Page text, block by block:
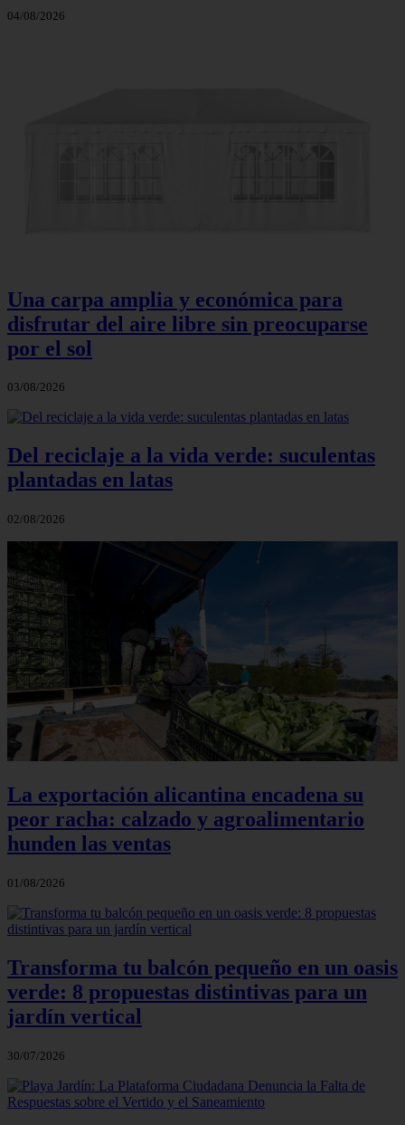
04/08/2026
Una carpa amplia y económica para
disfrutar del aire libre sin preocuparse
por el sol
03/08/2026
Del reciclaje a la vida verde: suculentas
plantadas en latas
02/08/2026
La exportación alicantina encadena su
peor racha: calzado y agroalimentario
hunden las ventas
01/08/2026
Transforma tu balcón pequeño en un oasis
verde: 8 propuestas distintivas para un
jardín vertical
30/07/2026